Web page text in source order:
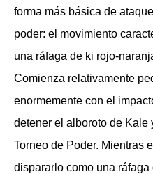
forma más básica de
poder: el movimiento
una ráfaga de ki rojo-
Comienza relativamente
enormemente con el
detener el alboroto de Kale
Torneo de Poder. Mientras
dispararlo como una